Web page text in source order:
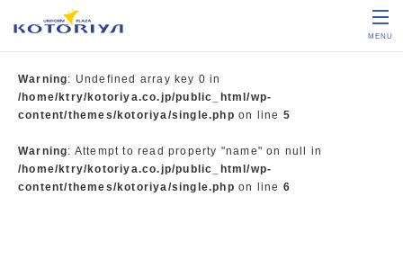
MENU
Warning: Undefined array key 0 in
/home/ktry/kotoriya.co.jp/public_html/wp-
content/themes/kotoriya/single.php on line 5
Warning: Attempt to read property "name" on null in
/home/ktry/kotoriya.co.jp/public_html/wp-
content/themes/kotoriya/single.php on line 6